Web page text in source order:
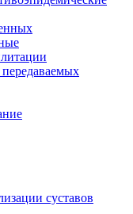
суставов